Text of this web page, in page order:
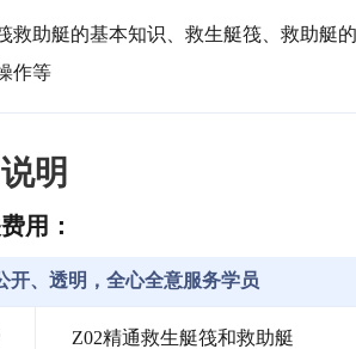
救助艇的基本知识、救生艇筏、救助艇
作等
明
用：
开、透明，全心全意服务学员
Z02精通救生艇筏和救助艇